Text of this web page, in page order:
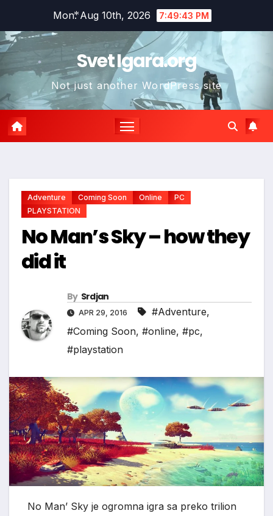
content
Mon. Aug 10th, 2026 7:49:44 PM
Svet Igara.org
Not just another WordPress site
Adventure Coming Soon Online
PC
PLAYSTATION
No Man’s Sky – how they
did it
By Srdjan
APR 29, 2016 #Adventure,
#Coming Soon, #online, #pc,
#playstation
No Man’ Sky je ogromna igra sa preko trilion
*
*